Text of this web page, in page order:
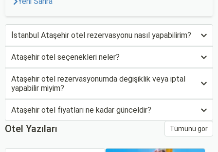
İstanbul Ataşehir otel rezervasyonu nasıl yapabilirim?
Ataşehir otel seçenekleri neler?
Ataşehir otel rezervasyonumda değişiklik veya iptal
yapabilir miyim?
Ataşehir otel fiyatları ne kadar günceldir?
Otel Yazıları Tümünü gör